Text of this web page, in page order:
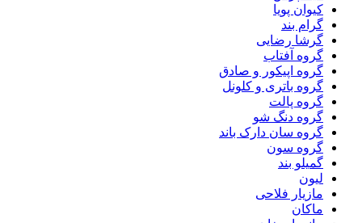
کیوان پویا
گرام بند
گرشا رضایی
گروه آفتاب
گروه اپیکور و صادق
گروه باتری و کلونل
گروه پالت
گروه دنگ شو
گروه سان دارک باند
گروه سون
گمیلو بند
لیون
مازیار فلاحی
ماکان